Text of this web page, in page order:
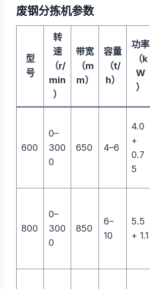
废钢分拣机参数
型
号
转
速
（r/
min
）
带宽
（m
m）
容量
（t/
h）
功率
（k
W
）
600
0–
300
0
650 4–6
4.0
+
0.7
5
800
0–
300
0
850
6–
10
5.5
+ 1.1